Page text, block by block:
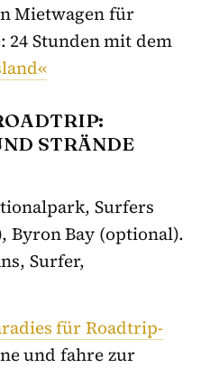
Mietwagen für
Stunden mit dem
STRÄNDE
Surfers
Byron Bay (optional).
Surfer,
für Roadtrip-
und fahre zur